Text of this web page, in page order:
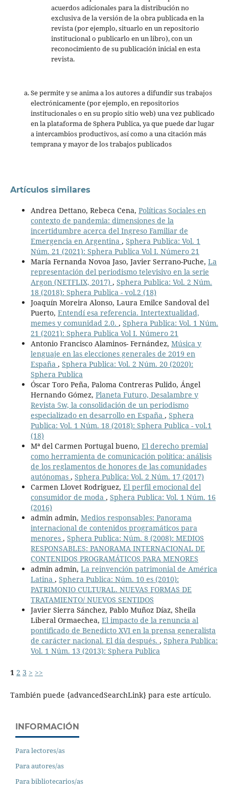
acuerdos adicionales para la distribución no
exclusiva de la versión de la obra publicada en la
revista (por ejemplo, situarlo en un repositorio
institucional o publicarlo en un libro), con un
reconocimiento de su publicación inicial en esta
revista.
Se permite y se anima a los autores a difundir sus trabajos
electrónicamente (por ejemplo, en repositorios
institucionales o en su propio sitio web) una vez publicado
en la plataforma de Sphera Publica, ya que puede dar lugar
a intercambios productivos, así como a una citación más
temprana y mayor de los trabajos publicados
Artículos similares
Andrea Dettano, Rebeca Cena, Políticas Sociales en
contexto de pandemia: dimensiones de la
incertidumbre acerca del Ingreso Familiar de
Emergencia en Argentina , Sphera Publica: Vol. 1
Núm. 21 (2021): Sphera Publica Vol I. Número 21
María Fernanda Novoa Jaso, Javier Serrano-Puche, La
representación del periodismo televisivo en la serie
Argon (NETFLIX, 2017) , Sphera Publica: Vol. 2 Núm.
18 (2018): Sphera Publica - vol.2 (18)
Joaquín Moreira Alonso, Laura Emilce Sandoval del
Puerto, Entendí esa referencia. Intertextualidad,
memes y comunidad 2.0. , Sphera Publica: Vol. 1 Núm.
21 (2021): Sphera Publica Vol I. Número 21
Antonio Francisco Alaminos- Fernández, Música y
lenguaje en las elecciones generales de 2019 en
España , Sphera Publica: Vol. 2 Núm. 20 (2020):
Sphera Publica
Óscar Toro Peña, Paloma Contreras Pulido, Ángel
Hernando Gómez, Planeta Futuro, Desalambre y
Revista 5w, la consolidación de un periodismo
especializado en desarrollo en España , Sphera
Publica: Vol. 1 Núm. 18 (2018): Sphera Publica - vol.1
(18)
Mª del Carmen Portugal bueno, El derecho premial
como herramienta de comunicación política: análisis
de los reglamentos de honores de las comunidades
autónomas , Sphera Publica: Vol. 2 Núm. 17 (2017)
Carmen Llovet Rodriguez, El perfil emocional del
consumidor de moda , Sphera Publica: Vol. 1 Núm. 16
(2016)
admin admin, Medios responsables: Panorama
internacional de contenidos programáticos para
menores , Sphera Publica: Núm. 8 (2008): MEDIOS
RESPONSABLES: PANORAMA INTERNACIONAL DE
CONTENIDOS PROGRAMÁTICOS PARA MENORES
admin admin, La reinvención patrimonial de América
Latina , Sphera Publica: Núm. 10 es (2010):
PATRIMONIO CULTURAL. NUEVAS FORMAS DE
TRATAMIENTO/ NUEVOS SENTIDOS
Javier Sierra Sánchez, Pablo Muñoz Díaz, Sheila
Liberal Ormaechea, El impacto de la renuncia al
pontificado de Benedicto XVI en la prensa generalista
de carácter nacional. El día después. , Sphera Publica:
Vol. 1 Núm. 13 (2013): Sphera Publica
1 2 3 > >>
También puede {advancedSearchLink} para este artículo.
INFORMACIÓN
Para lectores/as
Para autores/as
Para bibliotecarios/as